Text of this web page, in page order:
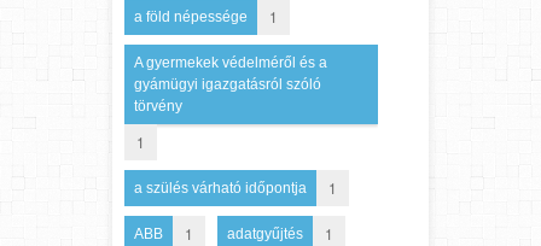
a föld népessége 1
A gyermekek védelméről és a
gyámügyi igazgatásról szóló
törvény
1
a szülés várható időpontja 1
ABB 1 adatgyűjtés 1